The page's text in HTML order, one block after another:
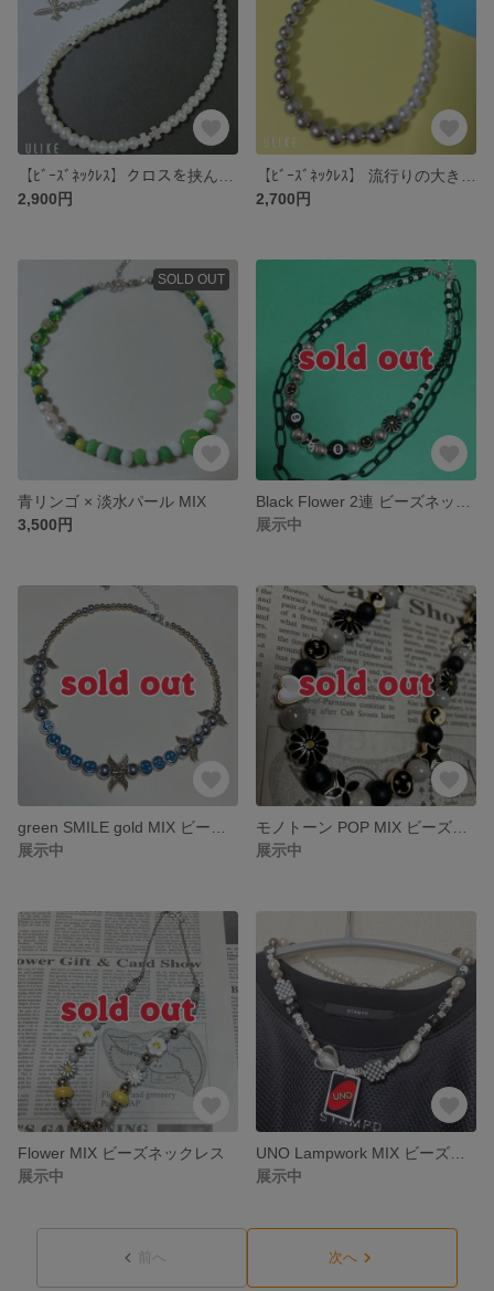
2,900円
2,700円
SOLD OUT
青リンゴ × 淡水パール MIX
3,500円
展示中
展示中
展示中
Flower MIX ビーズネックレス
展示中
展示中
前へ 次へ